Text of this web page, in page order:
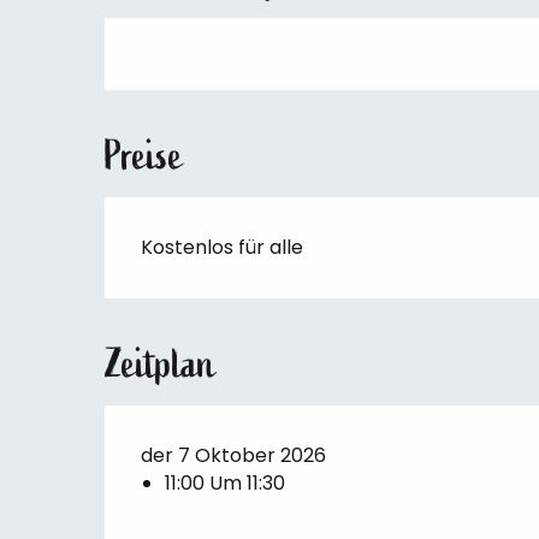
Preise
Kostenlos für alle
Zeitplan
der 7 Oktober 2026
11:00 Um 11:30